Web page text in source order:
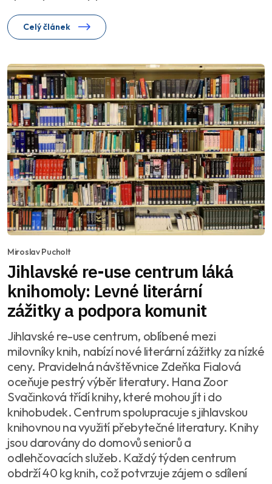
Celý článek
Miroslav Pucholt
Jihlavské re-use centrum láká
knihomoly: Levné literární
zážitky a podpora komunit
Jihlavské re-use centrum, oblíbené mezi
milovníky knih, nabízí nové literární zážitky za nízké
ceny. Pravidelná návštěvnice Zdeňka Fialová
oceňuje pestrý výběr literatury. Hana Zoor
Svačinková třídí knihy, které mohou jít i do
knihobudek. Centrum spolupracuje s jihlavskou
knihovnou na využití přebytečné literatury. Knihy
jsou darovány do domovů seniorů a
odlehčovacích služeb. Každý týden centrum
obdrží 40 kg knih, což potvrzuje zájem o sdílení